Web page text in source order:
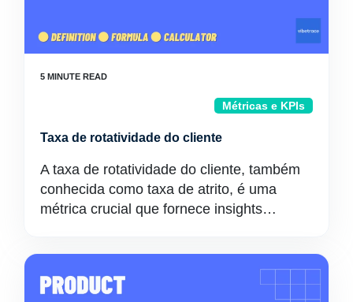
Métricas e KPIs
Taxa de rotatividade do cliente
A taxa de rotatividade do cliente, também
conhecida como taxa de atrito, é uma
métrica crucial que fornece insights…